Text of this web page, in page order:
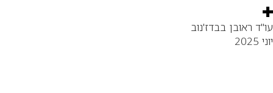
ראובן בבדז'נוב